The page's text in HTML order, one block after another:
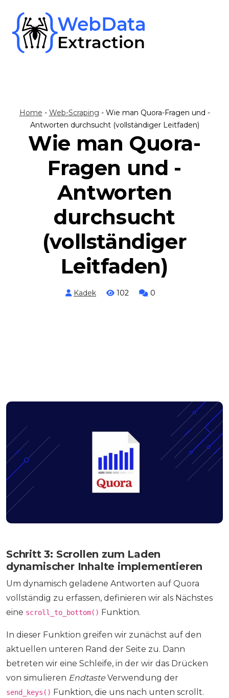
content
Home - Web-Scraping - Wie man Quora-Fragen und -
Antworten durchsucht (vollständiger Leitfaden)
Wie man Quora-
Fragen und -
Antworten
durchsucht
(vollständiger
Leitfaden)
Kadek 102 0
Schritt 3: Scrollen zum Laden
dynamischer Inhalte implementieren
Um dynamisch geladene Antworten auf Quora
vollständig zu erfassen, definieren wir als Nächstes
eine scroll_to_bottom() Funktion.
In dieser Funktion greifen wir zunächst auf den
aktuellen unteren Rand der Seite zu. Dann
betreten wir eine Schleife, in der wir das Drücken
von simulieren Endtaste Verwendung der
send_keys() Funktion, die uns nach unten scrollt.